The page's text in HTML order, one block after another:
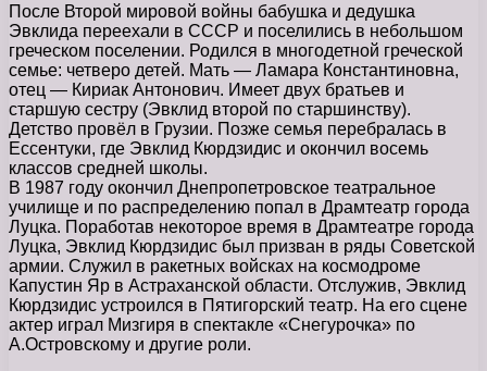
После Второй мировой войны бабушка и дедушка
Эвклида переехали в СССР и поселились в небольшом
греческом поселении. Родился в многодетной греческой
семье: четверо детей. Мать — Ламара Константиновна,
отец — Кириак Антонович. Имеет двух братьев и
старшую сестру (Эвклид второй по старшинству).
Детство провёл в Грузии. Позже семья перебралась в
Ессентуки, где Эвклид Кюрдзидис и окончил восемь
классов средней школы.
В 1987 году окончил Днепропетровское театральное
училище и по распределению попал в Драмтеатр города
Луцка. Поработав некоторое время в Драмтеатре города
Луцка, Эвклид Кюрдзидис был призван в ряды Советской
армии. Служил в ракетных войсках на космодроме
Капустин Яр в Астраханской области. Отслужив, Эвклид
Кюрдзидис устроился в Пятигорский театр. На его сцене
актер играл Мизгиря в спектакле «Снегурочка» по
А.Островскому и другие роли.